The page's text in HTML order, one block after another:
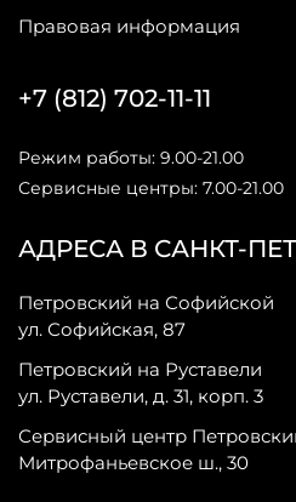
Правовая информация
АДРЕСА В САНКТ-
Петровский на Софийской
ул. Софийская, 87
Петровский на Руставели
ул. Руставели, д. 31, корп. 3
Сервисный центр
Митрофаньевское ш., 30
+7 (812) 702-11-11
Режим работы: 9.00-21.00
Сервисные центры: 7.00-21.00